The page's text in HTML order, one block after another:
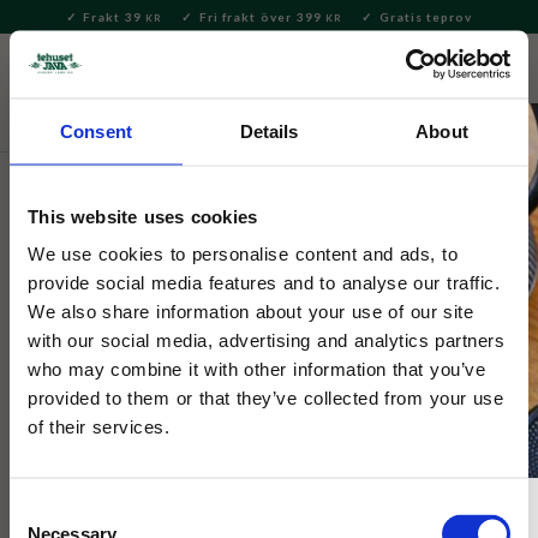
Consent Details About
This website uses cookies
We use cookies to personalise content and ads, to
provide social media features and to analyse our traffic.
We also share information about your use of our site
with our social media, advertising and analytics partners
who may combine it with other information that you’ve
provided to them or that they’ve collected from your use
of their services.
Necessary
Meny
Frakt 39 KR Fri frakt över 399 KR Gratis teprov
Hem & Inredningsdetaljer
Snobben
Tygväska Allergic to Morning!
Grön retro tygkasse i kanvas med Snobben. Ena sidan med
motiv, andra med texten "I think i'm allergic to morning!"
Perfekt för vardagen.